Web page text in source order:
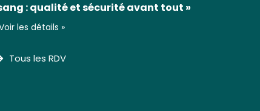
: qualité et sécurité avant tout »
les détails »
Tous les RDV